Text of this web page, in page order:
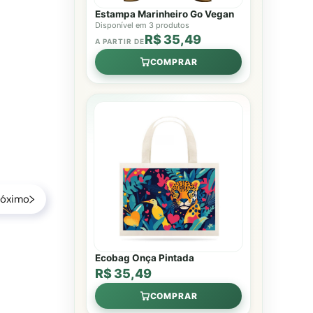
Estampa Marinheiro Go Vegan
Disponível em 3 produtos
A PARTIR DER$ 35,49
COMPRAR
Ecobag Onça Pintada
R$ 35,49
COMPRAR